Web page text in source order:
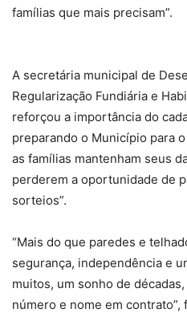
famílias que mais precisam”.
A secretária municipal de
Regularização Fundiária e
reforçou a importância do
preparando o Município para
as famílias mantenham seus
perderem a oportunidade de
sorteios”.
“Mais do que paredes e
segurança, independência e
muitos, um sonho de
número e nome em